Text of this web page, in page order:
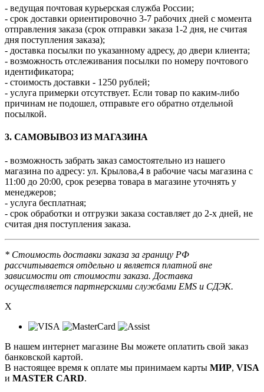
- ведущая почтовая курьерская служба России;
- срок доставки ориентировочно 3-7 рабочих дней с момента
отправления заказа (срок отправки заказа 1-2 дня, не считая
дня поступления заказа);
- доставка посылки по указанному адресу, до двери клиента;
- возможность отслеживания посылки по номеру почтового
идентификатора;
- стоимость доставки - 1250 рублей;
- услуга примерки отсутствует. Если товар по каким-либо
причинам не подошел, отправьте его обратно отдельной
посылкой.
3. САМОВЫВОЗ ИЗ МАГАЗИНА
- возможность забрать заказ самостоятельно из нашего
магазина по адресу: ул. Крылова,4 в рабочие часы магазина с
11:00 до 20:00, срок резерва товара в магазине уточнять у
менеджеров;
- услуга бесплатная;
- срок обработки и отгрузки заказа составляет до 2-х дней, не
считая дня поступления заказа.
* Стоимость доставки заказа за границу РФ
рассчитывается отдельно и является платной вне
зависимости от стоимости заказа. Доставка
осуществляется партнерскими службами EMS и СДЭК.
X
В нашем интернет магазине Вы можете оплатить свой заказ
банковской картой.
В настоящее время к оплате мы принимаем карты МИР, VISA
и MASTER CARD.